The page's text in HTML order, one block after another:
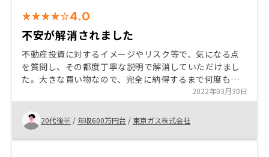
こともあるので、工夫いただけると顧客としてはありが
たいです。 また、頭金の入金の入れ違いがありました。
数日前に振り込み画面を写真で送ってるにも関わらず
「入金がない」と連絡があり驚きました。経理サイドと
の連携不足と思いますが、社内確認は実施いただいたの
ちにご連絡いただきたかったです。
4.0
不安が解消されました
不動産投資に対するイメージやリスク等で、気になる点
を質問し、その都度丁寧な説明で解消していただけまし
た。大きな買い物なので、完全に納得するまで何度も面
談を設定していただき、そのおかげで安心して購入にす
すめました。
2022年03月30日
20代後半 / 年収600万円台 / 東京ガス株式会社